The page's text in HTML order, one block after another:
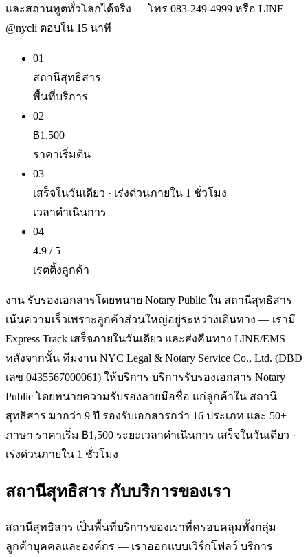
และสถานทูตทั่วโลกได้จริง — โทร 083-249-4999 หรือ LINE
@nycli ตอบใน 15 นาที
01
สถานีสุทธิสาร
พื้นที่บริการ
02
฿1,500
ราคาเริ่มต้น
03
เสร็จในวันเดียว · เร่งด่วนภายใน 1 ชั่วโมง
เวลาดำเนินการ
04
4.9 / 5
เรตติ้งลูกค้า
งาน รับรองเอกสารโดยทนาย Notary Public ใน สถานีสุทธิสาร
เน้นความเร็วเพราะลูกค้าส่วนใหญ่อยู่ระหว่างเดินทาง — เรามี
Express Track เสร็จภายในวันเดียว และส่งคืนทาง LINE/EMS
หลังจากนั้น ทีมงาน NYC Legal & Notary Service Co., Ltd. (DBD
เลข 0435567000061) ให้บริการ บริการรับรองเอกสาร Notary
Public โดยทนายความรับรองลายมือชื่อ แก่ลูกค้าใน สถานี
สุทธิสาร มากว่า 9 ปี รองรับเอกสารกว่า 16 ประเภท และ 50+
ภาษา ราคาเริ่ม ฿1,500 ระยะเวลาดำเนินการ เสร็จในวันเดียว ·
เร่งด่วนภายใน 1 ชั่วโมง
สถานีสุทธิสารกับบริการของเรา
สถานีสุทธิสาร เป็นพื้นที่บริการของเราที่ครอบคลุมทั้งกลุ่ม
ลูกค้าบุคคลและองค์กร — เราออกแบบเวิร์กโฟลว์ บริการ